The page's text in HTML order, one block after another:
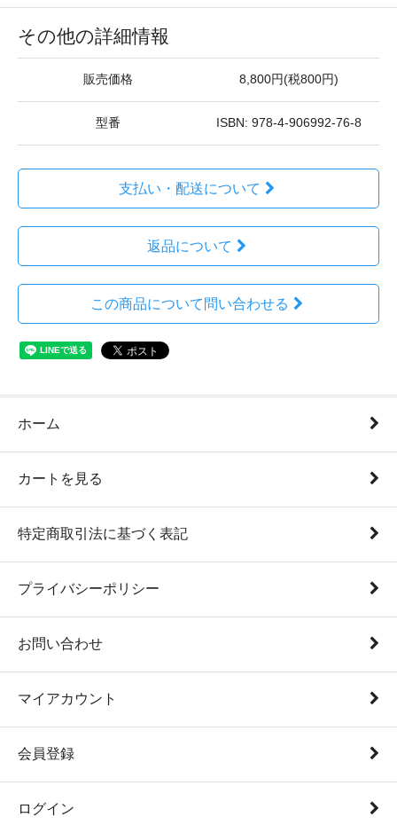
その他の詳細情報
販売価格 8,800円(税800円)
型番 ISBN: 978-4-906992-76-8
支払い・配送について
返品について
この商品について問い合わせる
ホーム
カートを見る
特定商取引法に基づく表記
プライバシーポリシー
お問い合わせ
マイアカウント
会員登録
ログイン